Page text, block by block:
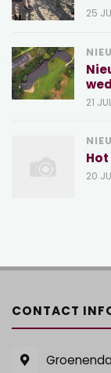
25
21
Hot
20
CONTACT